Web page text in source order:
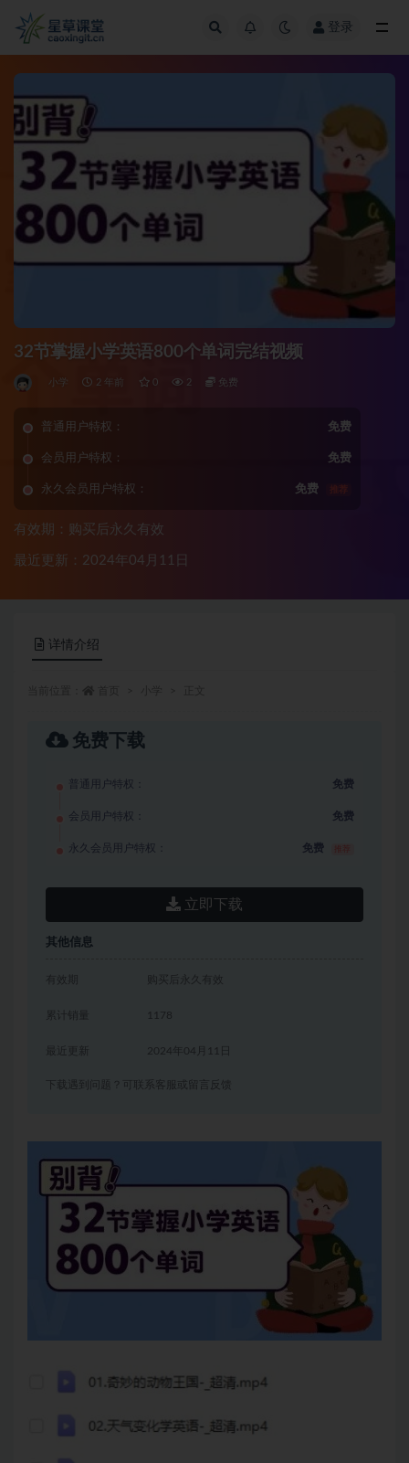
登录
32节掌握小学英语800个单词完结视频
小学 2 年前 0 2 免费
普通用户特权： 免费
会员用户特权： 免费
永久会员用户特权： 免费 推荐
有效期：购买后永久有效
最近更新：2024年04月11日
详情介绍
免费下载
普通用户特权： 免费
会员用户特权： 免费
永久会员用户特权： 免费
立即下载
其他信息
有效期 购买后永久有效
累计销量 1178
2024年04月11日
下载遇到问题？可联系客服或留言反馈